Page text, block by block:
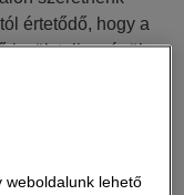
értetődő, hogy a
teljességük,
így a
nem vállalunk
nélkül
weboldalunk lehető